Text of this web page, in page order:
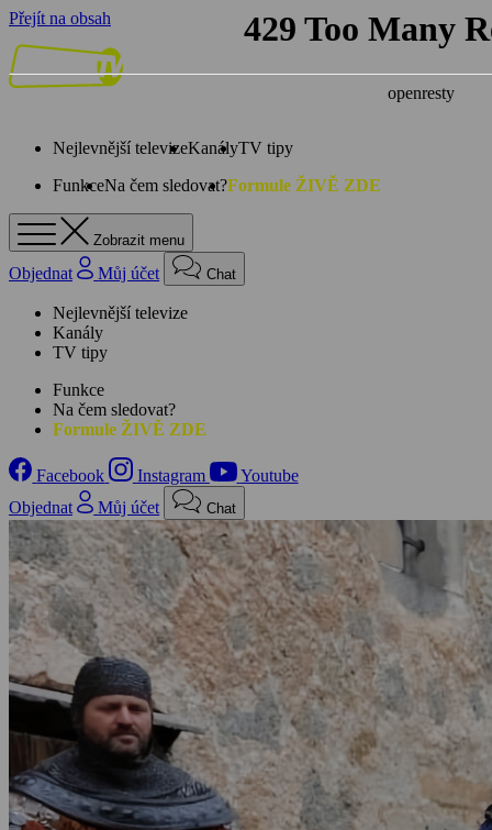
Přejít na obsah
Nejlevnější televizeKanályTV tipy
FunkceNa čem sledovat?Formule ŽIVĚ ZDE
Zobrazit menu
Objednat Můj účet Chat
Nejlevnější televize
Kanály
TV tipy
Funkce
Na čem sledovat?
Formule ŽIVĚ ZDE
Facebook Instagram
Youtube
Objednat
Můj účet Chat